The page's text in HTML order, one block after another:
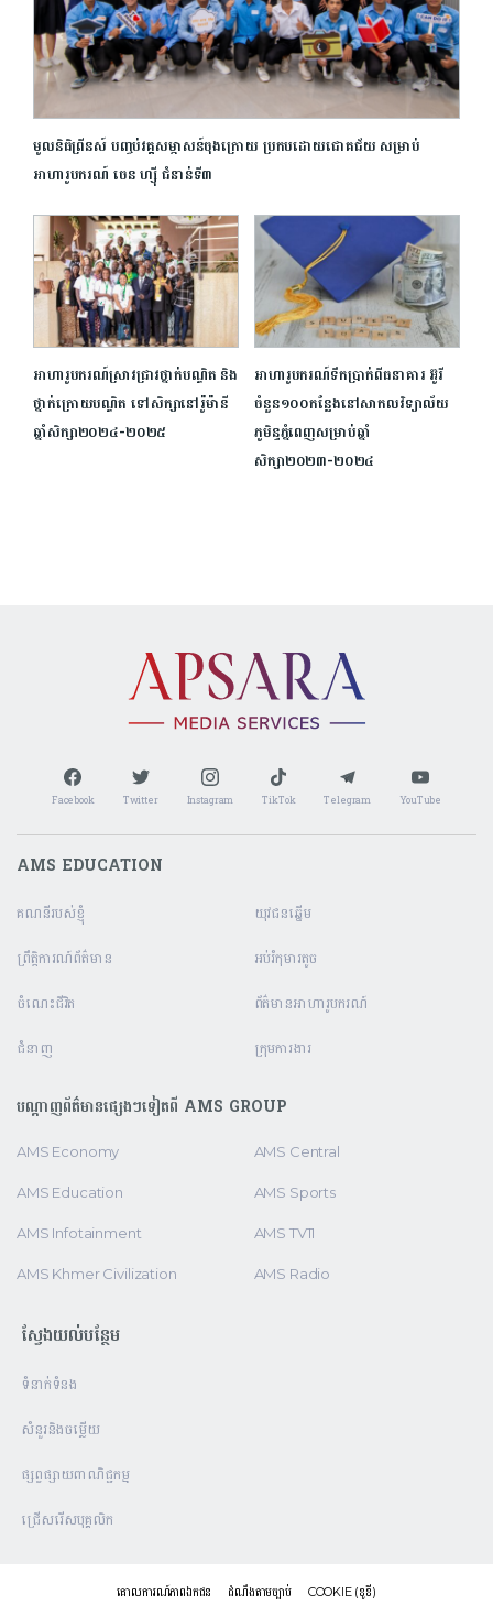
មូលនិធិព្រីនស៍ បញ្ចប់វគ្គសម្ភាសន៍ចុងក្រោយ ប្រកបដោយជោគជ័យ សម្រាប់
អាហារូបករណ៍ ចេន ហ្ស៊ី ជំនាន់ទី៣
អាហារូបករណ៍​ស្រាវជ្រាវ​ថ្នាក់បណ្ឌិត និង​
ថ្នាក់ក្រោយបណ្ឌិត ទៅ​សិក្សា​នៅ​រ៉ូម៉ានី
ឆ្នាំសិក្សា​២០២៤-២០២៥
អាហារូបករណ៍ទឹកប្រាក់ពីធនាគារ អ៊ូរី
ចំនួន១០០កន្លែងនៅសាកលវិទ្យាល័យ
ភូមិន្ទភ្នំពេញសម្រាប់ឆ្នាំ
សិក្សា២០២៣-២០២៤
Facebook Twitter Instagram TikTok Telegram YouTube
AMS EDUCATION
គណនី​របស់ខ្ញុំ
ព្រឹត្តិការណ៍ព័ត៌មាន
ចំណេះជីវិត
ជំនាញ
យុវជនឆ្នើម
អប់រំកុមារតូច
ព័ត៌មានអាហារូបករណ៍
ក្រុមការងារ
បណ្តាញព័ត៌មានផ្សេងៗទៀតពី AMS GROUP
AMS Economy
AMS Education
AMS Infotainment
AMS Khmer Civilization
AMS Central
AMS Sports
AMS TV11
AMS Radio
ស្វែងយល់បន្ថែម
ទំនាក់ទំនង
សំនួរនិងចម្លើយ
ផ្សព្វផ្សាយពាណិជ្ជកម្ម
ជ្រើសរើសបុគ្គលិក
គោលការណ៍ភាពឯកជន ដំណឹងតាមច្បាប់ COOKIE (ខូខី)